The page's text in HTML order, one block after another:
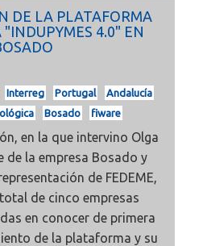
DE LA PLATAFORMA
"INDUPYMES 4.0" EN
Interreg Portugal
Andalucía
Bosado fiware
en la que intervino Olga
de la empresa Bosado y
de FEDEME,
de cinco empresas
en conocer de primera
de la plataforma y su